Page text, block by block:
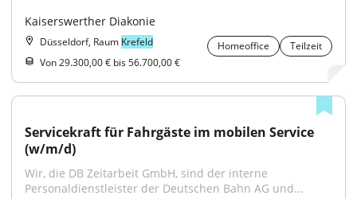
Kaiserswerther Diakonie
Düsseldorf, Raum Krefeld Homeoffice
Teilzeit
Von 29.300,00 € bis 56.700,00 €
Servicekraft für Fahrgäste im mobilen Service
(w/m/d)
Wir, die DB Zeitarbeit GmbH, sind der interne
Personaldienstleister der Deutschen Bahn AG und...